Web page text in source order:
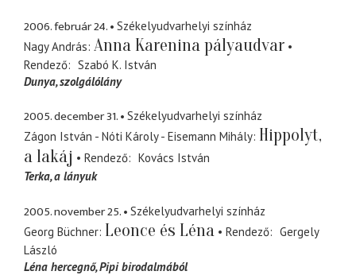
2006. február 24.
Székelyudvarhelyi színház
Nagy András Anna Karenina pályaudvar
Rendező
Szabó K. István
Dunya szolgálólány
2005. december 31.
Székelyudvarhelyi színház
Zágon István - Nóti Károly - Eisemann Mihály Hippolyt,
a lakáj
Rendező
Kovács István
Terka a lányuk
2005. november 25.
Székelyudvarhelyi színház
Georg Büchner Leonce és Léna Rendező
Gergely
László
Léna hercegnő Pipi birodalmából